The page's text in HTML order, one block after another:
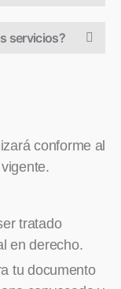
servicios?
conforme al
tratado
en derecho.
tu documento